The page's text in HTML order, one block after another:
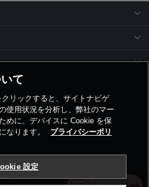
コーポレートサイト Cookie設定
て
クリックすると、サイトナビゲ
使用状況を分析し、弊社のマー
めに、デバイスに Cookie を保
なります。
プライバシーポリ
設定